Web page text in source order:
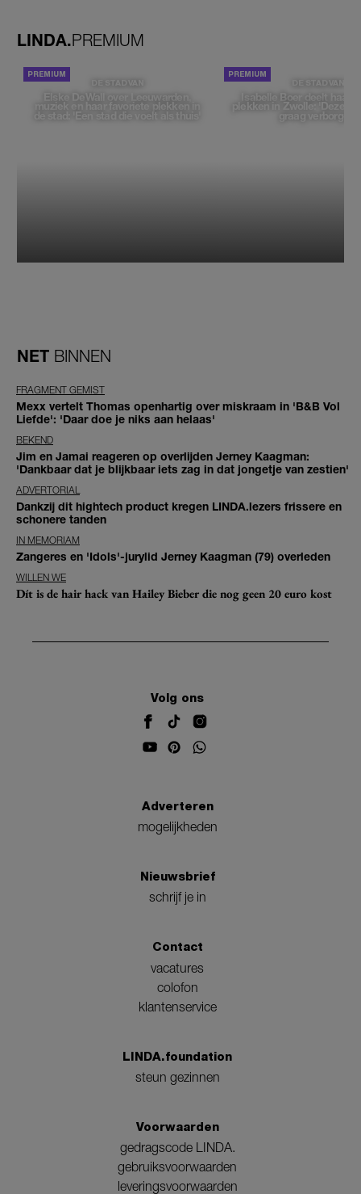
LINDA.PREMIUM
DE STAD VAN
Elske DeWall over Leeuwarden,
muziek en haar favoriete plekken in
de stad: 'Een stad die voelt als thuis'
DE STAD VAN
Isabelle Boer deelt haar
plekken in Zwolle: 'Deze
graag verborgen'
NET BINNEN
FRAGMENT GEMIST
Mexx vertelt Thomas openhartig over miskraam in 'B&B Vol
Liefde': 'Daar doe je niks aan helaas'
BEKEND
Jim en Jamai reageren op overlijden Jerney Kaagman:
'Dankbaar dat je blijkbaar iets zag in dat jongetje van zestien'
ADVERTORIAL
Dankzij dit hightech product kregen LINDA.lezers frissere en
schonere tanden
IN MEMORIAM
Zangeres en 'Idols'-jurylid Jerney Kaagman (79) overleden
WILLEN WE
Dít is de hair hack van Hailey Bieber die nog geen 20 euro kost
Volg ons
Adverteren
mogelijkheden
Nieuwsbrief
schrijf je in
Contact
vacatures
colofon
klantenservice
LINDA.foundation
steun gezinnen
Voorwaarden
gedragscode LINDA.
gebruiksvoorwaarden
leveringsvoorwaarden